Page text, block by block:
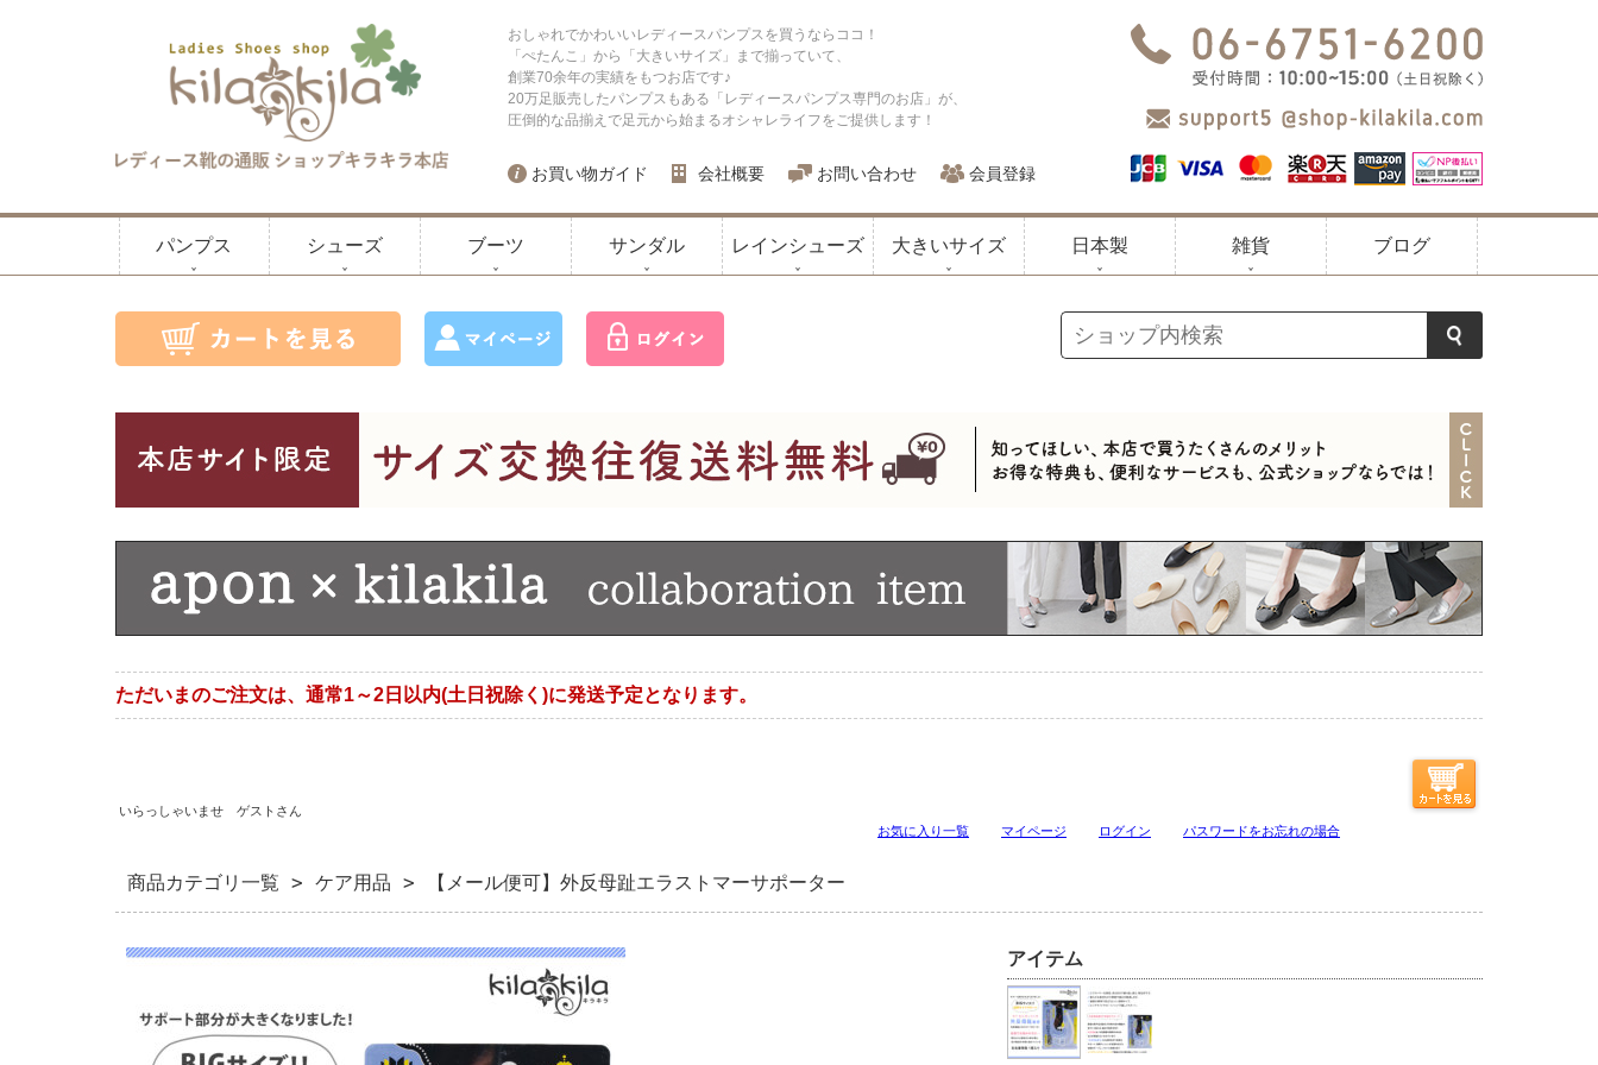
おしゃれでかわいいレディースパンプスを買うならココ！
「ぺたんこ」から「大きいサイズ」まで揃っていて、
創業70余年の実績をもつお店です♪
20万足販売したパンプスもある「レディースパンプス専門のお店」が、
圧倒的な品揃えで足元から始まるオシャレライフをご提供します！
お買い物ガイド 会社概要 お問い合わせ 会員登録
パンプス シューズ ブーツ サンダル レインシューズ 大きいサイズ 日本製 雑貨 ブログ
ただいまのご注文は、通常1～2日以内(土日祝除く)に発送予定となります。
いらっしゃいませ ゲストさん
お気に入り一覧
マイページ ログイン パスワードをお忘れの場合
商品カテゴリ一覧 > ケア用品 > 【メール便可】外反母趾エラストマーサポーター
アイテム